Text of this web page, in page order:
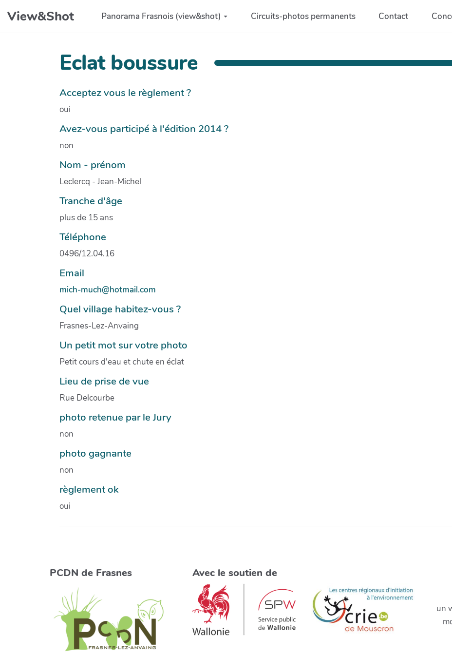
Aller au contenu principal
View&Shot Panorama Frasnois (view&shot) Circuits-photos permanents Contact
Eclat boussure
Acceptez vous le règlement ?
oui
Avez-vous participé à l'édition 2014 ?
non
Nom - prénom
Leclercq - Jean-Michel
Tranche d'âge
plus de 15 ans
Téléphone
0496/12.04.16
Email
mich-much@hotmail.com
Quel village habitez-vous ?
Frasnes-Lez-Anvaing
Un petit mot sur votre photo
Petit cours d'eau et chute en éclat
Lieu de prise de vue
Rue Delcourbe
photo retenue par le Jury
non
photo gagnante
non
règlement ok
oui
PCDN de Frasnes Avec le soutien de
un